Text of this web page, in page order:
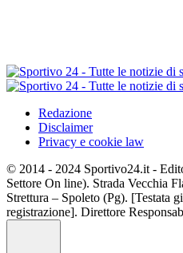
Redazione
Disclaimer
Privacy e cookie law
© 2014 - 2024 Sportivo24.it -
Settore On line). Strada Vecchia
Strettura – Spoleto (Pg). [Testata
registrazione]. Direttore